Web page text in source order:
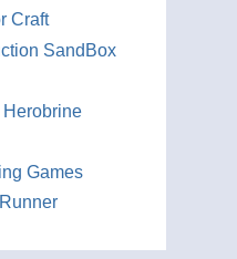
Craft
SandBox
Games